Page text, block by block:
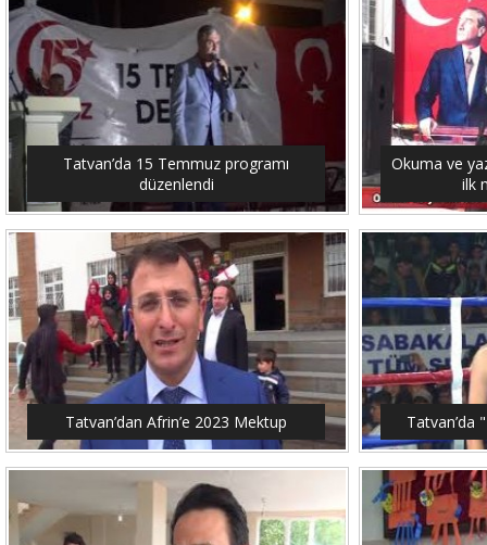
Tatvan’da 15 Temmuz programı
düzenlendi
Okuma ve
ilk
Tatvan’dan Afrin’e 2023 Mektup Tatvan’da